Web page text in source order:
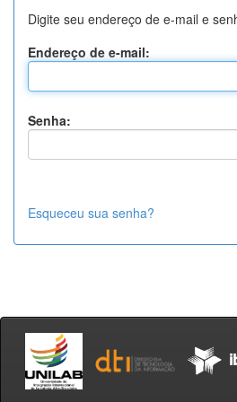
Digite seu endereço de e-mail e
Endereço de e-mail:
Senha:
Esqueceu sua senha?